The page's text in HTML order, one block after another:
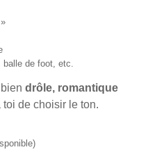
de foot, etc.
biendrôle, romantique
toi de choisir le ton.